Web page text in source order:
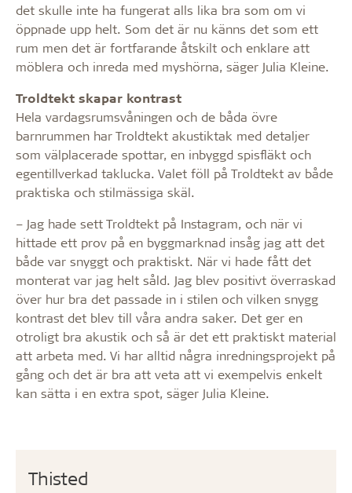
Thisted
det skulle inte ha fungerat alls lika bra som om vi
öppnade upp helt. Som det är nu känns det som ett
rum men det är fortfarande åtskilt och enklare att
möblera och inreda med myshörna, säger Julia Kleine.
Troldtekt skapar kontrast
Hela vardagsrumsvåningen och de båda övre
barnrummen har Troldtekt akustiktak med detaljer
som välplacerade spottar, en inbyggd spisfläkt och
egentillverkad taklucka. Valet föll på Troldtekt av både
praktiska och stilmässiga skäl.
– Jag hade sett Troldtekt på Instagram, och när vi
hittade ett prov på en byggmarknad insåg jag att det
både var snyggt och praktiskt. När vi hade fått det
monterat var jag helt såld. Jag blev positivt överraskad
över hur bra det passade in i stilen och vilken snygg
kontrast det blev till våra andra saker. Det ger en
otroligt bra akustik och så är det ett praktiskt material
att arbeta med. Vi har alltid några inredningsprojekt på
gång och det är bra att veta att vi exempelvis enkelt
kan sätta i en extra spot, säger Julia Kleine.